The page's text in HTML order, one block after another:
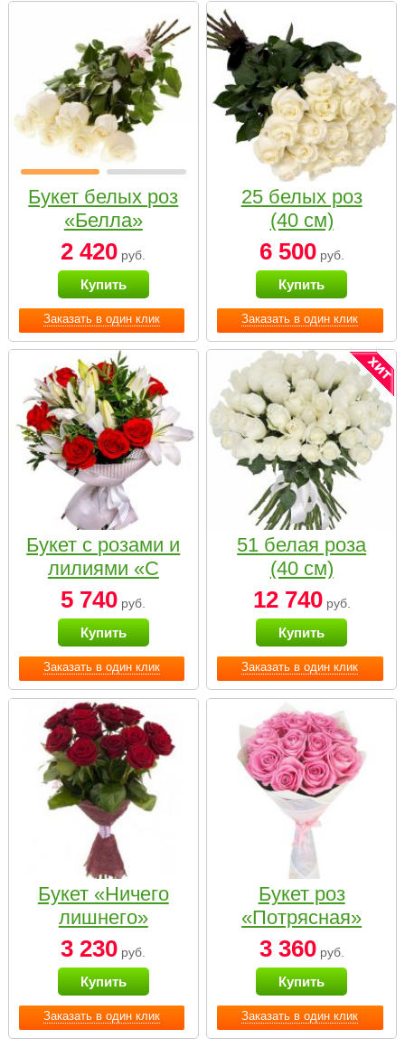
Заказать в один клик
Букет белых роз
«Белла»
2 420 руб.
Купить
Заказать в один клик
25 белых роз
(40 см)
6 500руб.
Купить
Заказать в один клик
Букет с розами и
лилиями «С
наилучшими
пожеланиями»
5 740 руб.
Купить
Заказать в один клик
51 белая роза
(40 см)
12 740руб.
Купить
Заказать в один клик
Букет «Ничего
лишнего»
3 230 руб.
Купить
Заказать в один клик
Букет роз
«Потрясная»
3 360руб.
Купить